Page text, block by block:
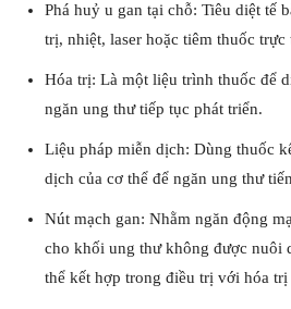
Phá huỷ u gan tại chỗ: Tiêu diệt tế
trị, nhiệt, laser hoặc tiêm thuốc
Hóa trị: Là một liệu trình thuốc để
ngăn ung thư tiếp tục phát triển.
Liệu pháp miễn dịch: Dùng thuốc
dịch của cơ thể để ngăn ung thư
Nút mạch gan: Nhằm ngăn động
cho khối ung thư không được nuôi
thể kết hợp trong điều trị với hóa trị